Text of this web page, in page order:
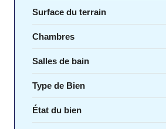
Surface du terrain
Chambres
Salles de bain
Type de Bien
État du bien